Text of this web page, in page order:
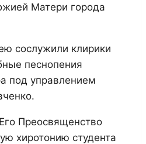
Матери города
сослужили клирики
песнопения
под управлением
Преосвященство
хиротонию студента